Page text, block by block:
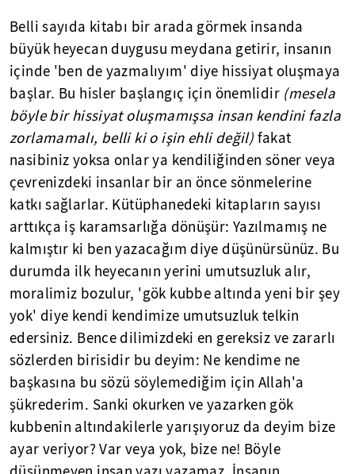
Belli sayıda kitabı bir arada görmek insanda
büyük heyecan duygusu meydana getirir, insanın
içinde 'ben de yazmalıyım' diye hissiyat oluşmaya
başlar. Bu hisler başlangıç için önemlidir (mesela
böyle bir hissiyat oluşmamışsa insan kendini fazla
zorlamamalı, belli ki o işin ehli değil) fakat
nasibiniz yoksa onlar ya kendiliğinden söner veya
çevrenizdeki insanlar bir an önce sönmelerine
katkı sağlarlar. Kütüphanedeki kitapların sayısı
arttıkça iş karamsarlığa dönüşür: Yazılmamış ne
kalmıştır ki ben yazacağım diye düşünürsünüz. Bu
durumda ilk heyecanın yerini umutsuzluk alır,
moralimiz bozulur, 'gök kubbe altında yeni bir şey
yok' diye kendi kendimize umutsuzluk telkin
edersiniz. Bence dilimizdeki en gereksiz ve zararlı
sözlerden birisidir bu deyim: Ne kendime ne
başkasına bu sözü söylemediğim için Allah'a
şükrederim. Sanki okurken ve yazarken gök
kubbenin altındakilerle yarışıyoruz da deyim bize
ayar veriyor? Var veya yok, bize ne! Böyle